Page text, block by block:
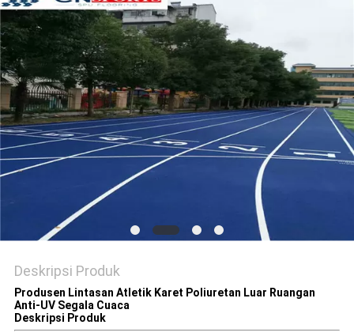
Deskripsi Produk
Produsen Lintasan Atletik Karet Poliuretan Luar Ruangan
Anti-UV Segala Cuaca
Deskripsi Produk